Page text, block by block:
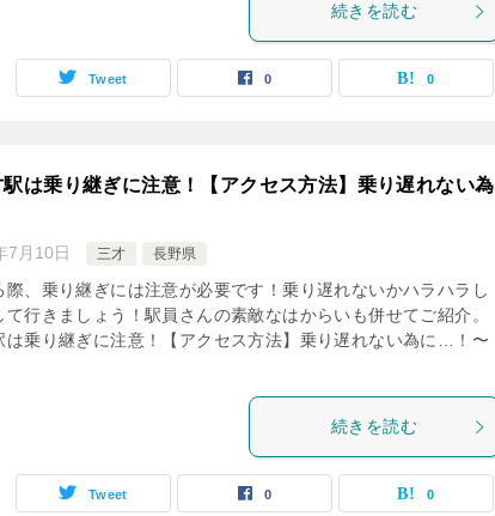
続きを読む
Tweet 0 0
は乗り継ぎに注意！【アクセス方法】乗り遅れない為
7月10日 三才 長野県
際、乗り継ぎには注意が必要です！乗り遅れないかハラハラし
て行きましょう！駅員さんの素敵なはからいも併せてご紹介。
は乗り継ぎに注意！【アクセス方法】乗り遅れない為に…！〜
続きを読む
Tweet 0 0